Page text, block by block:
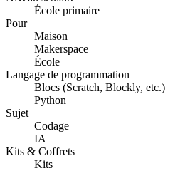
École primaire
Pour
Maison
Makerspace
École
Langage de programmation
Blocs (Scratch, Blockly, etc.)
Python
Sujet
Codage
IA
Kits & Coffrets
Kits